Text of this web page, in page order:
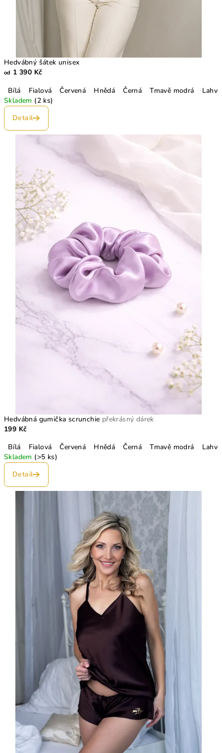
Hedvábný šátek unisex
od 1 390 Kč
Bílá
Fialová Červená Hnědá Černá Tmavě modrá
Skladem (2 ks)
Detail
Hedvábná gumička scrunchie překrásný dárek
199 Kč
Bílá
Fialová Červená Hnědá Černá Tmavě modrá
Skladem (>5 ks)
Detail